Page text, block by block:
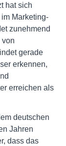
hat sich
Marketing-
zunehmend
von
gerade
erkennen,
erreichen als
deutschen
Jahren
dass das